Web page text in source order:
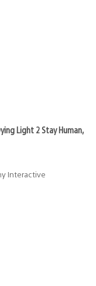
Light 2 Stay Human,
Interactive